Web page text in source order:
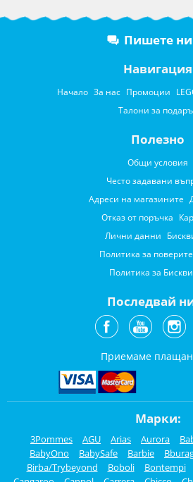
Пишете ни
Навигация
Начало За нас Промоции
Талони за
Полезно
Общи условия
Често задавани
Адреси на магазините
Отказ от поръчка
Лични данни
Политика за
Политика за
Последвай
Приемаме
Марки:
3Pommes AGU Arias Aurora
BabyOno
BabySafe Barbie
Birba/Trybeyond
Boboli Bontempi